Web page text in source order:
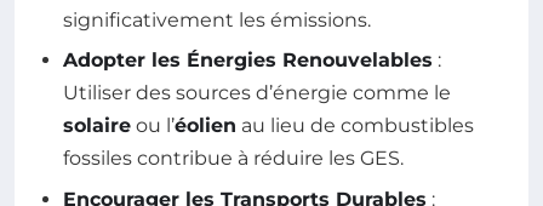
significativement les émissions.
Adopter les Énergies Renouvelables :
Utiliser des sources d’énergie comme le
solaire ou l’éolien au lieu de combustibles
fossiles contribue à réduire les GES.
Encourager les Transports Durables :